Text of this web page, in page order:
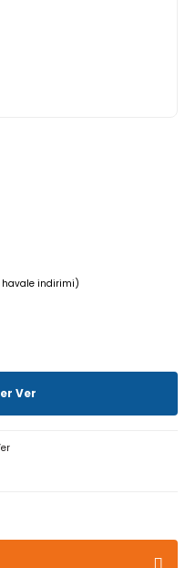
havale indirimi)
Ver